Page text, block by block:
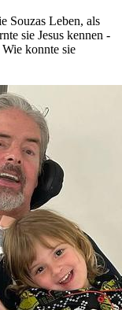
Souzas Leben, als
sie Jesus kennen -
konnte sie